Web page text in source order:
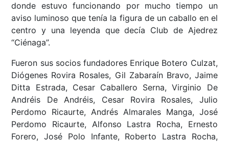
donde estuvo funcionando por mucho tiempo un
aviso luminoso que tenía la figura de un caballo en el
centro y una leyenda que decía Club de Ajedrez
“Ciénaga”.
Fueron sus socios fundadores Enrique Botero Culzat,
Diógenes Rovira Rosales, Gil Zabaraín Bravo, Jaime
Ditta Estrada, Cesar Caballero Serna, Virginio De
Andréis De Andréis, Cesar Rovira Rosales, Julio
Perdomo Ricaurte, Andrés Almarales Manga, José
Perdomo Ricaurte, Alfonso Lastra Rocha, Ernesto
Forero, José Polo Infante, Roberto Lastra Rocha,